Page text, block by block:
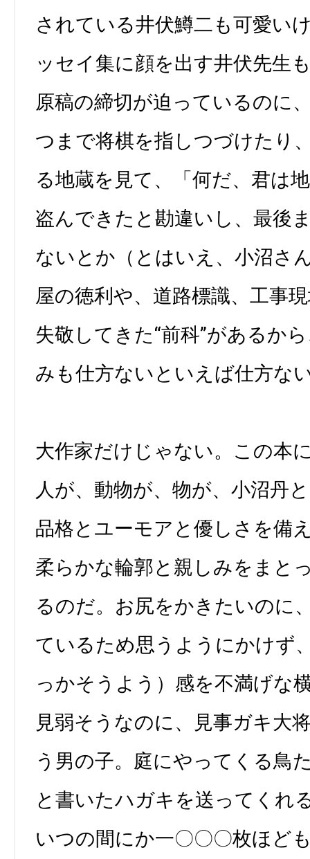
されている井伏鱒二も可愛い
ッセイ集に顔を出す井伏先生
原稿の締切が迫っているのに
つまで将棋を指しつづけたり
る地蔵を見て、「何だ、君は
盗んできたと勘違いし、最後
ないとか（とはいえ、小沼さ
屋の徳利や、道路標識、工事
失敬してきた“前科”があるか
みも仕方ないといえば仕方な
大作家だけじゃない。この本
人が、動物が、物が、小沼丹
品格とユーモアと優しさを備
柔らかな輪郭と親しみをまと
るのだ。お尻をかきたいのに
ているため思うようにかけず
っかそうよう）感を不満げな
見弱そうなのに、見事ガキ大
う男の子。庭にやってくる鳥
と書いたハガキを送ってくれ
いつの間にか一〇〇〇枚ほど